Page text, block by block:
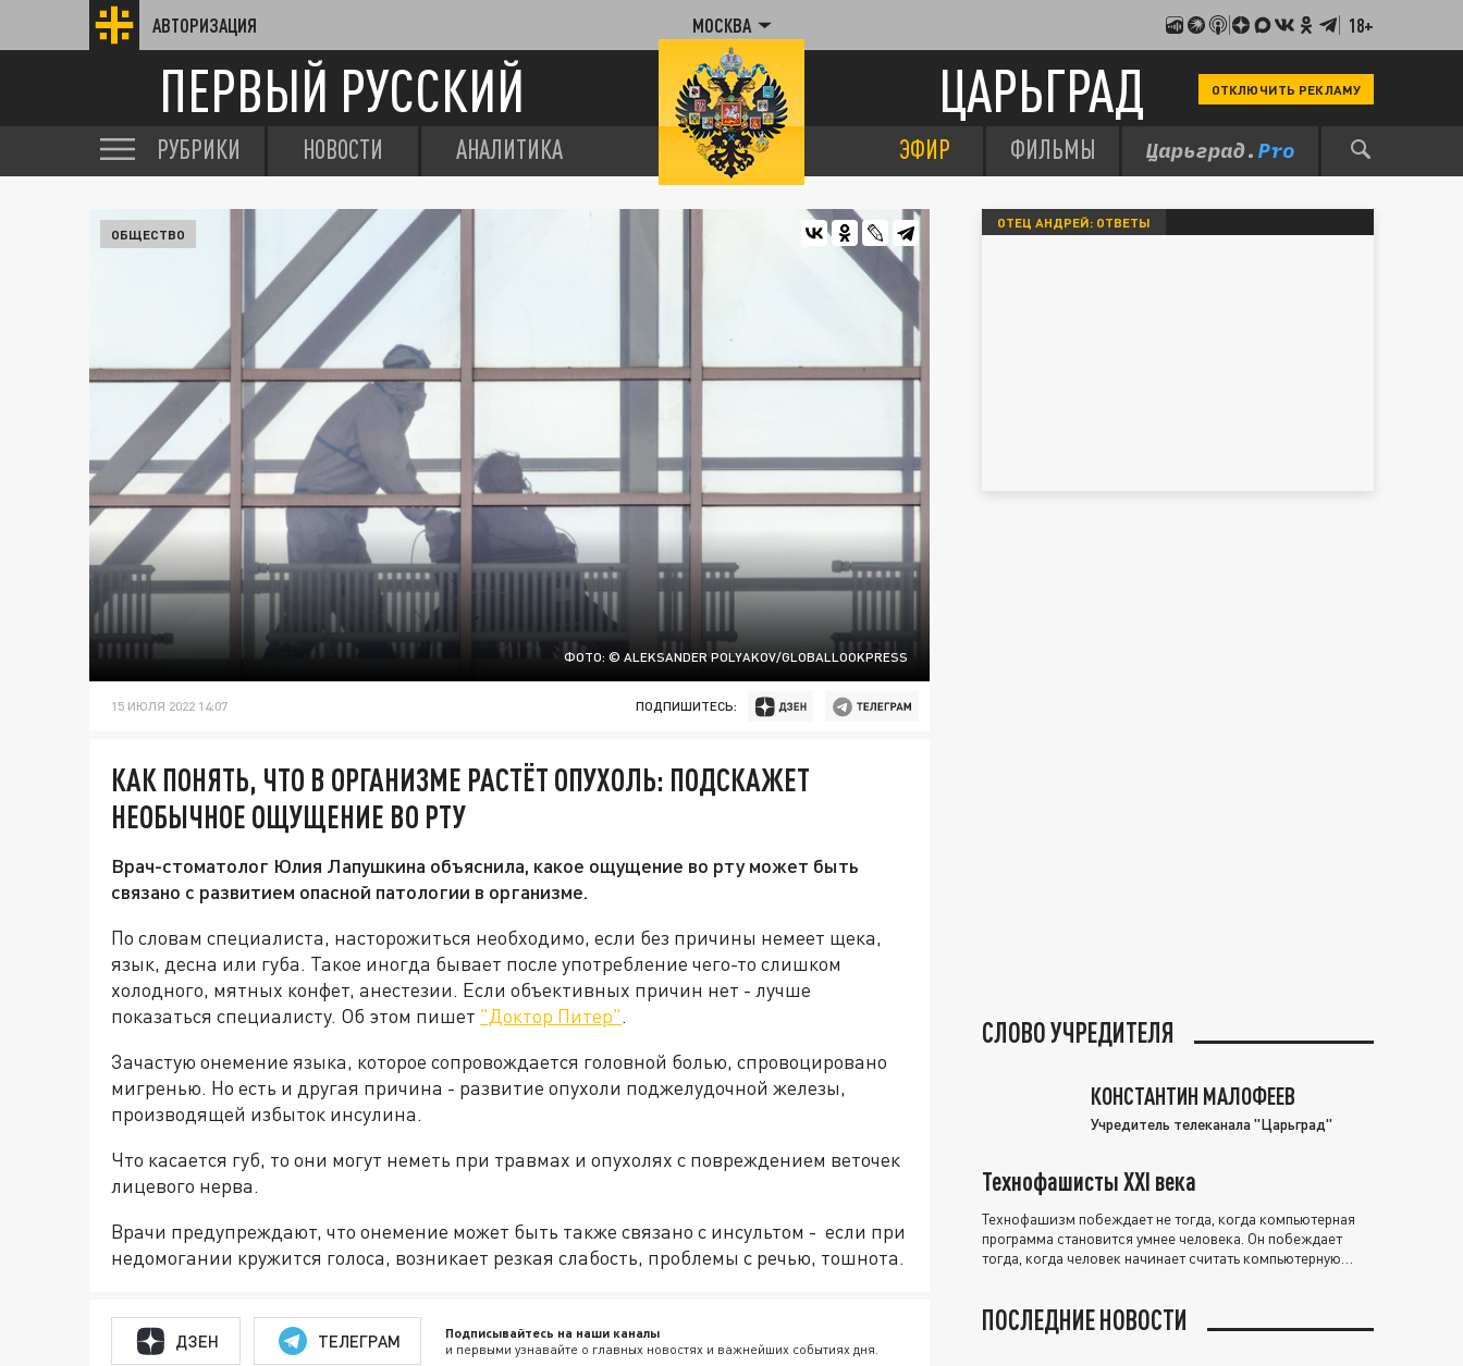
АВТОРИЗАЦИЯ МОСКВА 18+
ПЕРВЫЙ РУССКИЙ ЦАРЬГРАД ОТКЛЮЧИТЬ РЕКЛАМУ
РУБРИКИ НОВОСТИ АНАЛИТИКА ЭФИР ФИЛЬМЫ
ФОТО: © ALEKSANDER POLYAKOV/GLOBALLOOKPRESS
ОБЩЕСТВО
15 ИЮЛЯ 2022 14:07 ПОДПИШИТЕСЬ:
КАК ПОНЯТЬ, ЧТО В ОРГАНИЗМЕ РАСТЁТ ОПУХОЛЬ: ПОДСКАЖЕТ
НЕОБЫЧНОЕ ОЩУЩЕНИЕ ВО РТУ
Врач-стоматолог Юлия Лапушкина объяснила, какое ощущение во рту может быть
связано с развитием опасной патологии в организме.
По словам специалиста, насторожиться необходимо, если без причины немеет щека,
язык, десна или губа. Такое иногда бывает после употребление чего-то слишком
холодного, мятных конфет, анестезии. Если объективных причин нет - лучше
показаться специалисту. Об этом пишет "Доктор Питер".
Зачастую онемение языка, которое сопровождается головной болью, спровоцировано
мигренью. Но есть и другая причина - развитие опухоли поджелудочной железы,
производящей избыток инсулина.
Что касается губ, то они могут неметь при травмах и опухолях с повреждением веточек
лицевого нерва.
Врачи предупреждают, что онемение может быть также связано с инсультом - если при
недомогании кружится голоса, возникает резкая слабость, проблемы с речью, тошнота.
ДЗЕН ТЕЛЕГРАМ Подписывайтесь на наши каналы
и первыми узнавайте о главных новостях и важнейших событиях дня.
ОТЕЦ АНДРЕЙ: ОТВЕТЫ
СЛОВО УЧРЕДИТЕЛЯ
КОНСТАНТИН МАЛОФЕЕВ
Учредитель телеканала "Царьград"
Технофашисты XXI века
Технофашизм побеждает не тогда, когда компьютерная
программа становится умнее человека. Он побеждает
тогда, когда человек начинает считать компьютерную
ПОСЛЕДНИЕ НОВОСТИ